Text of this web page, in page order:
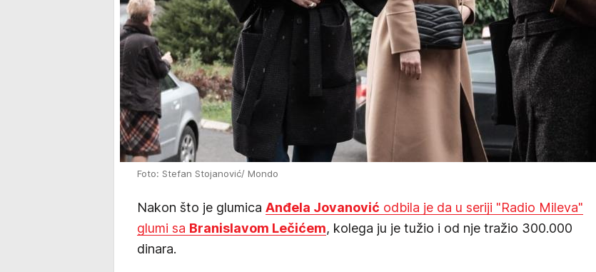
Foto: Stefan Stojanović/ Mondo
Nakon što je glumica Anđela Jovanović odbila je da u seriji "Radio Mileva"
glumi sa Branislavom Lečićem, kolega ju je tužio i od nje tražio 300.000
dinara.